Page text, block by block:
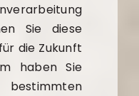
Sie diese
die Zukunft
haben Sie